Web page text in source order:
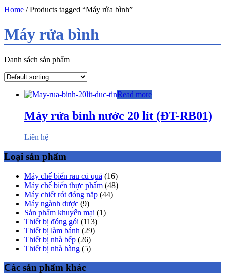
Home / Products tagged “Máy rửa bình”
Máy rửa bình
Danh sách sản phẩm
Read more
Máy rửa bình nước 20 lít (ĐT-RB01)
Liên hệ
Loại sản phẩm
Máy chế biến rau củ quả (16)
Máy chế biến thực phẩm (48)
Máy chiết rót đóng nắp (44)
Máy ngành dược (9)
Sản phẩm khuyến mại (1)
Thiết bị đóng gói (113)
Thiết bị làm bánh (29)
Thiết bị nhà bếp (26)
Thiết bị nhà hàng (5)
Các sản phẩm khác